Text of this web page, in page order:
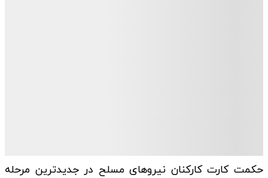
حکمت کارت کارکنان نیروهای مسلح در جدیدترین مرحله